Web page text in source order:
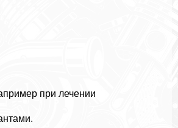
при лечении